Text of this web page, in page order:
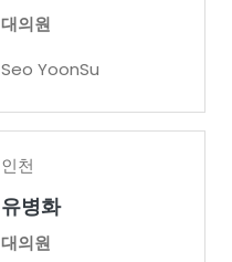
대의원
Seo YoonSu
인천
유병화
대의원